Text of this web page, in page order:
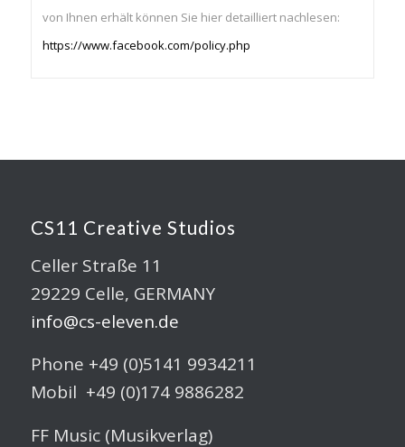
von Ihnen erhält können Sie hier detailliert nachlesen:
https://www.facebook.com/policy.php
CS11 Creative Studios
Celler Straße 11
29229 Celle, GERMANY
info@cs-eleven.de
Phone +49 (0)5141 9934211
Mobil +49 (0)174 9886282
FF Music (Musikverlag)